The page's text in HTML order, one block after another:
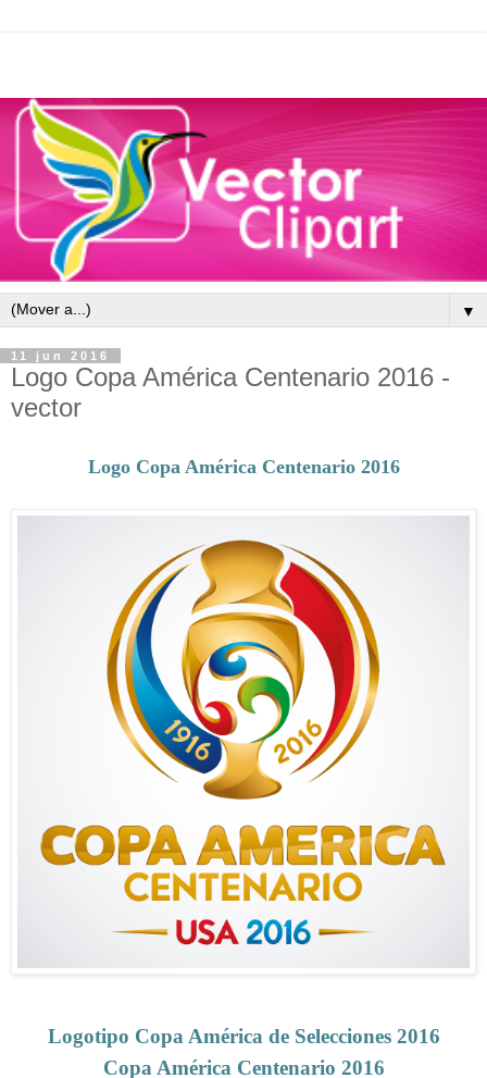
▼
11 jun 2016
Logo Copa América Centenario 2016 -
vector
Logo Copa América Centenario 2016
Logotipo Copa América de Selecciones 2016
Copa América Centenario 2016